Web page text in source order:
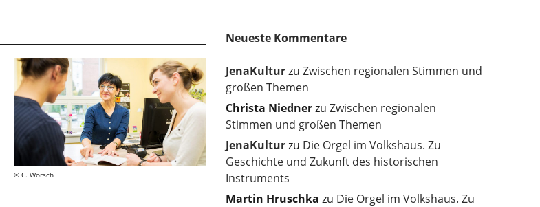
C. Worsch
Neueste Kommentare
JenaKulturzu Zwischen regionalen Stimmen und
großen Themen
Christa Niednerzu Zwischen regionalen
Stimmen und großen Themen
JenaKulturzu Die Orgel im Volkshaus. Zu
Geschichte und Zukunft des historischen
Instruments
Martin Hruschka zu Die Orgel im Volkshaus. Zu